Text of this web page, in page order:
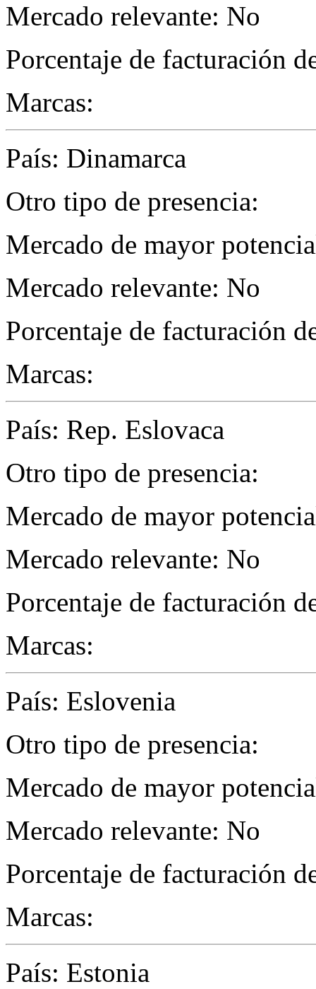
Mercado relevante: No
Porcentaje de facturación
Marcas:
País: Dinamarca
Otro tipo de presencia:
Mercado de mayor
Mercado relevante: No
Porcentaje de facturación
Marcas:
País: Rep. Eslovaca
Otro tipo de presencia:
Mercado de mayor
Mercado relevante: No
Porcentaje de facturación
Marcas:
País: Eslovenia
Otro tipo de presencia:
Mercado de mayor
Mercado relevante: No
Porcentaje de facturación
Marcas:
País: Estonia